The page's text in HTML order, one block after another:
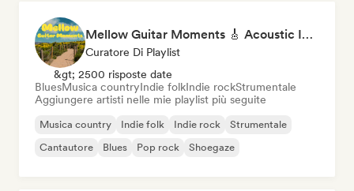
Mellow Guitar Moments 🎸 Acoustic Indie Folk & Singer-Songwriter
Curatore Di Playlist
&gt; 2500 risposte date
BluesMusica countryIndie folkIndie rockStrumentale
Aggiungere artisti nelle mie playlist più seguite
Musica country Indie folk Indie rock
Strumentale
Cantautore
Blues Pop rock Shoegaze